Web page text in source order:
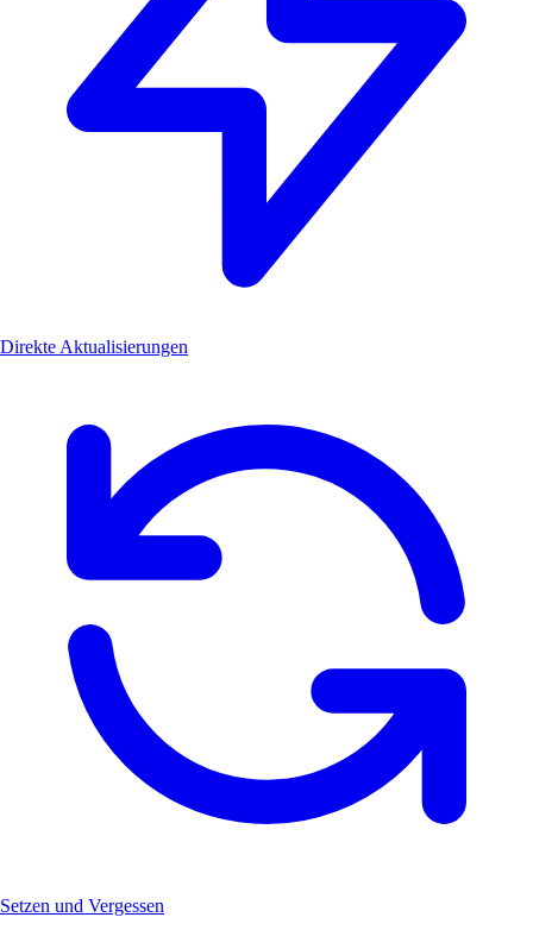
Direkte Aktualisierungen
Setzen und Vergessen